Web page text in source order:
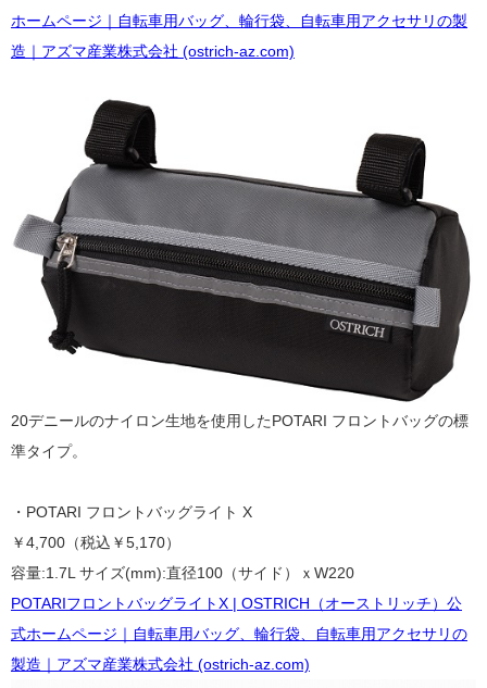
ホームページ｜自転車用バッグ、輪行袋、自転車用アクセサリの製
造｜アズマ産業株式会社 (ostrich-az.com)
20デニールのナイロン生地を使用したPOTARI フロントバッグの標
準タイプ。
・POTARI フロントバッグライト X
￥4,700（税込￥5,170）
容量:1.7L サイズ(mm):直径100（サイド）ｘW220
POTARIフロントバッグライトX | OSTRICH（オーストリッチ）公
式ホームページ｜自転車用バッグ、輪行袋、自転車用アクセサリの
製造｜アズマ産業株式会社 (ostrich-az.com)